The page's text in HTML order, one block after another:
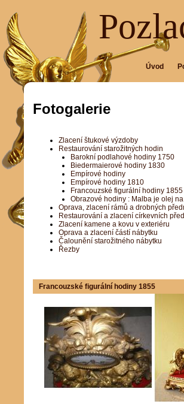
Úvod
Fotogalerie
Zlacení štukové výzdoby
Restaurování starožitných hodin
Barokní podlahové hodiny 1750
Biedermaierové hodiny 1830
Empírové hodiny
Empírové hodiny 1810
Francouzské figurální hodiny 1855
Obrazové hodiny : Malba je olej
Oprava, zlacení rámů a drobných
Restaurování a zlacení církevních
Zlacení kamene a kovu v exteriéru
Oprava a zlacení částí nábytku
Čalounění starožitného nábytku
Řezby
Francouzské figurální hodiny 1855